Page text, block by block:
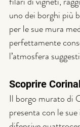
uno dei borghi più
per le sue mura
perfettamente
l’atmosfera
Scoprire
Il borgo murato di
presenta con le